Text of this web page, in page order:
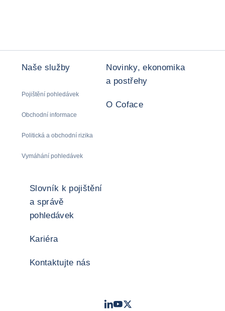
Naše služby
Pojištění pohledávek
Obchodní informace
Politická a obchodní rizika
Vymáhání pohledávek
Novinky, ekonomika
a postřehy
O Coface
Slovník k pojištění
a správě
pohledávek
Kariéra
Kontaktujte nás
LinkedIn
Youtube
Twitter